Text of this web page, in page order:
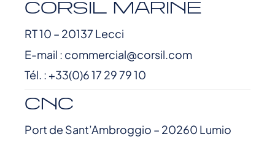
CORSIL MARINE
RT 10 – 20137 Lecci
E-mail : commercial@corsil.com
Tél. : +33(0)6 17 29 79 10
CNC
Port de Sant’Ambroggio – 20260 Lumio